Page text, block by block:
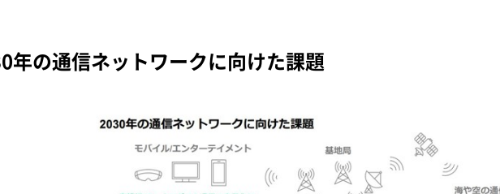
年の通信ネットワークに向けた課題